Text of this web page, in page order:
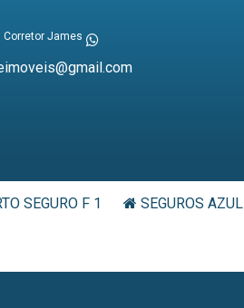
Corretor James
SEGURO F 1 SEGUROS AZUL